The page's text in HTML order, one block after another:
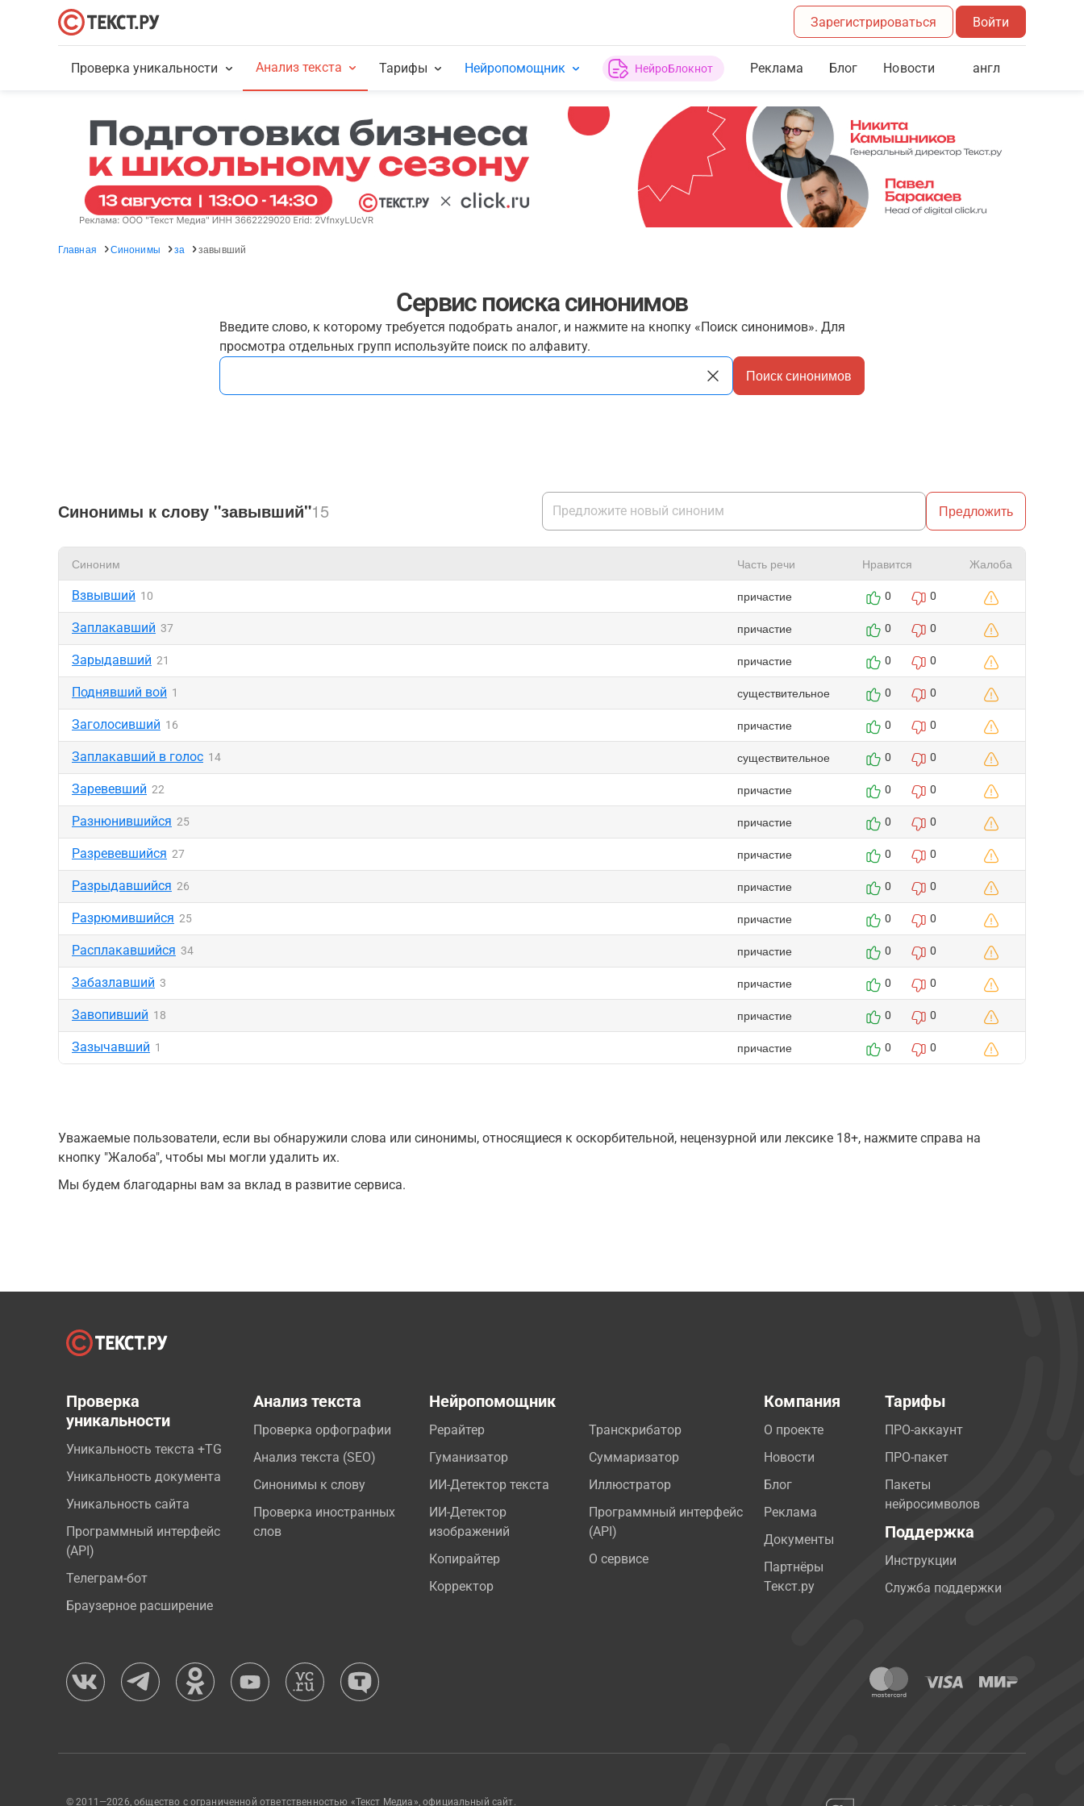
Зарегистрироваться Войти
Проверка уникальности Анализ текста Тарифы Нейропомощник НейроБлокнот Реклама Блог Новости англ
Главная Синонимы за завывший
Сервис поиска синонимов
Введите слово, к которому требуется подобрать аналог, и нажмите на кнопку «Поиск синонимов». Для
просмотра отдельных групп используйте поиск по алфавиту.
Поиск синонимов
Синонимы к слову "завывший"15 Предложить
Синоним Часть речи Нравится Жалоба
Взвывший 10 причастие 0 0
Заплакавший 37 причастие 0 0
Зарыдавший 21 причастие 0 0
Поднявший вой 1 существительное 0 0
Заголосивший 16 причастие 0 0
Заплакавший в голос 14 существительное 0 0
Заревевший 22 причастие 0 0
Разнюнившийся 25 причастие 0 0
Разревевшийся 27 причастие 0 0
Разрыдавшийся 26 причастие 0 0
Разрюмившийся 25 причастие 0 0
Расплакавшийся 34 причастие 0 0
Забазлавший 3 причастие 0 0
Завопивший 18 причастие 0 0
Зазычавший 1 причастие 0 0
Уважаемые пользователи, если вы обнаружили слова или синонимы, относящиеся к оскорбительной, нецензурной или лексике 18+, нажмите справа на
кнопку "Жалоба", чтобы мы могли удалить их.
Мы будем благодарны вам за вклад в развитие сервиса.
Проверка
уникальности
Уникальность текста +TG
Уникальность документа
Уникальность сайта
Программный интерфейс
(API)
Телеграм-бот
Браузерное расширение
Анализ текста
Проверка орфографии
Анализ текста (SEO)
Синонимы к слову
Проверка иностранных
слов
Нейропомощник
Рерайтер
Гуманизатор
ИИ-Детектор текста
ИИ-Детектор
изображений
Копирайтер
Корректор
Транскрибатор
Суммаризатор
Иллюстратор
Программный интерфейс
(API)
О сервисе
Компания
О проекте
Новости
Блог
Реклама
Документы
Партнёры
Текст.ру
Тарифы
ПРО-аккаунт
ПРО-пакет
Пакеты
нейросимволов
Поддержка
Инструкции
Служба поддержки
© 2011—2026, общество с ограниченной ответственностью «Текст Медиа», официальный сайт.